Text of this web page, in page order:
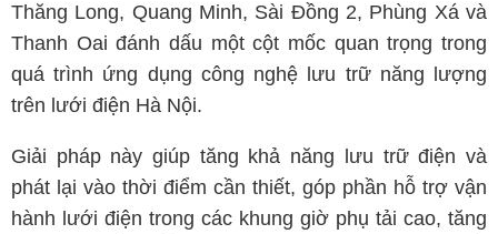
Thăng Long, Quang Minh, Sài Đồng 2, Phùng Xá và
Thanh Oai đánh dấu một cột mốc quan trọng trong
quá trình ứng dụng công nghệ lưu trữ năng lượng
trên lưới điện Hà Nội.
Giải pháp này giúp tăng khả năng lưu trữ điện và
phát lại vào thời điểm cần thiết, góp phần hỗ trợ vận
hành lưới điện trong các khung giờ phụ tải cao, tăng